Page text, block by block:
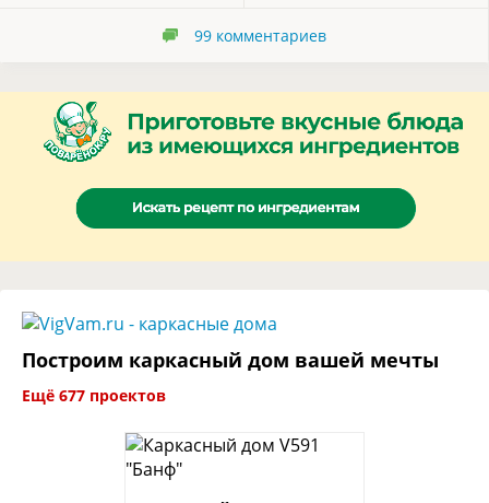
99 комментариев
Построим каркасный дом вашей мечты
Ещё 677 проектов